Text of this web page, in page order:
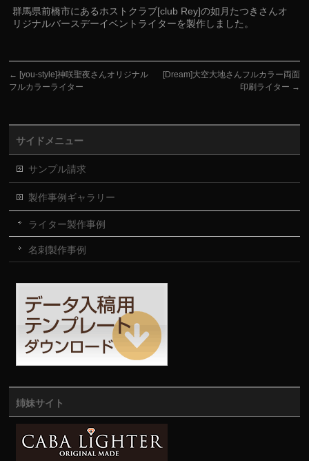
群馬県前橋市にあるホストクラブ[club Rey]の如月たつきさんオ
リジナルバースデーイベントライターを製作しました。
← [you-style]神咲聖夜さんオリジナル
フルカラーライター
[Dream]大空大地さんフルカラー両面
印刷ライター →
サイドメニュー
サンプル請求
製作事例ギャラリー
ライター製作事例
名刺製作事例
姉妹サイト